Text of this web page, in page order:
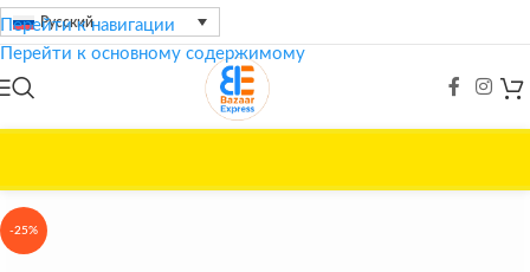
Перейти к навигации
Перейти к основному содержимому
Русский
-25%